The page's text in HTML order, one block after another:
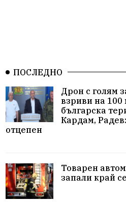
ПОСЛЕДНО
Дрон с голям
взриви на 100
българска
Кардам,
отцепен
Товарен
запали край